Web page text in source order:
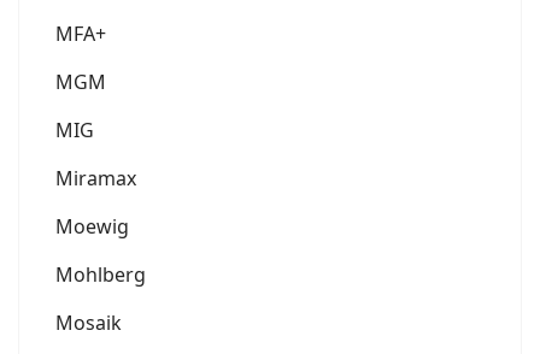
MFA+
MGM
MIG
Miramax
Moewig
Mohlberg
Mosaik